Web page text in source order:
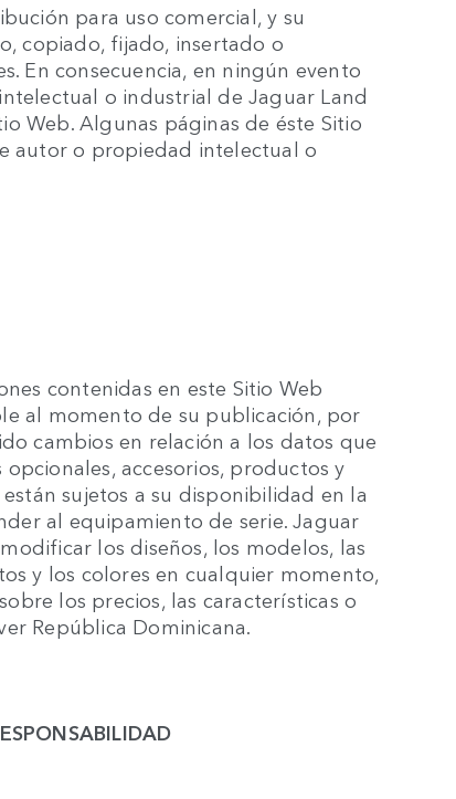
para uso comercial, y su
copiado, fijado, insertado o
En consecuencia, en ningún evento
o industrial de Jaguar Land
Web. Algunas páginas de éste Sitio
autor o propiedad intelectual o
contenidas en este Sitio Web
al momento de su publicación, por
cambios en relación a los datos que
accesorios, productos y
sujetos a su disponibilidad en la
al equipamiento de serie. Jaguar
los diseños, los modelos, las
y los colores en cualquier momento,
los precios, las características o
República Dominicana.